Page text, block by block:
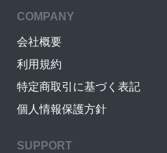
COMPANY
会社概要
利用規約
特定商取引に基づく表記
個人情報保護方針
SUPPORT